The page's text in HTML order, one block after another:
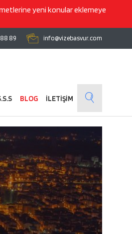
yeni konular eklemeye
info@vizebasvur.com
88 89
BLOG İLETİŞİM